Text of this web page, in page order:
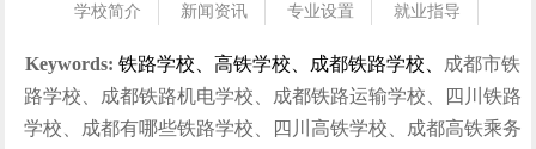
学校简介 新闻资讯 专业设置
就业指导
联系我们
Keywords: 铁路学校、高铁学校、成都铁路学校、
成都市铁
路学校、成都铁路机电学校、成都铁路运输学校、四川铁路
学校、成都有哪些铁路学校、四川高铁学校、成都高铁乘务